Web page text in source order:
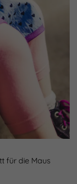
für die Maus